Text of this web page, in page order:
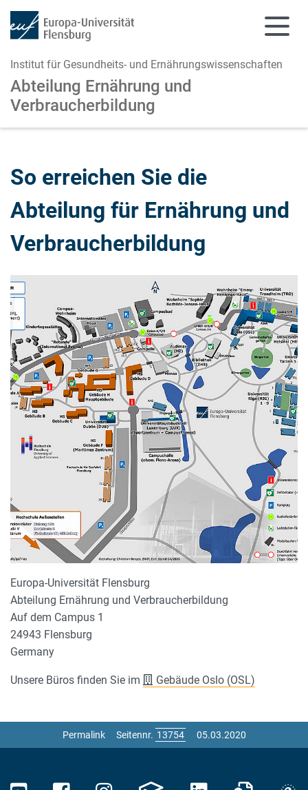
Institut für Gesundheits- und Ernährungswissenschaften
Abteilung Ernährung und
Verbraucherbildung
So erreichen Sie die
Abteilung für Ernährung und
Verbraucherbildung
Europa-Universität Flensburg
Abteilung Ernährung und Verbraucherbildung
Auf dem Campus 1
24943 Flensburg
Germany
Unsere Büros finden Sie im Gebäude Oslo (OSL)
Permalink Seitennr. 05.03.2020